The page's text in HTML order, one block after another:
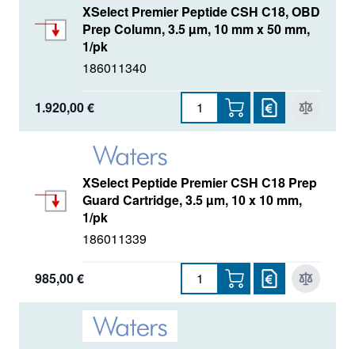
XSelect Premier Peptide CSH C18, OBD
Prep Column, 3.5 µm, 10 mm x 50 mm,
1/pk
186011340
1.920,00 €
XSelect Peptide Premier CSH C18 Prep
Guard Cartridge, 3.5 µm, 10 x 10 mm,
1/pk
186011339
985,00 €